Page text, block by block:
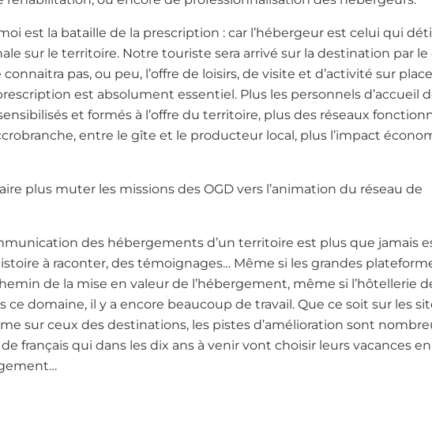
est la bataille de la prescription : car l’hébergeur est celui qui
sur le territoire. Notre touriste sera arrivé sur la destination par le
pas, ou peu, l’offre de loisirs, de visite et d’activité sur
est absolument essentiel. Plus les personnels d’accueil
et formés à l’offre du territoire, plus des réseaux
entre le gîte et le producteur local, plus l’impact
plus muter les missions des OGD vers l’animation du réseau de
des hébergements d’un territoire est plus que jamais
à raconter, des témoignages… Même si les grandes
de la mise en valeur de l’hébergement, même si l’hôtellerie
ce domaine, il y a encore beaucoup de travail. Que ce soit sur les
sur ceux des destinations, les pistes d’amélioration sont
français qui dans les dix ans à venir vont choisir leurs vacances